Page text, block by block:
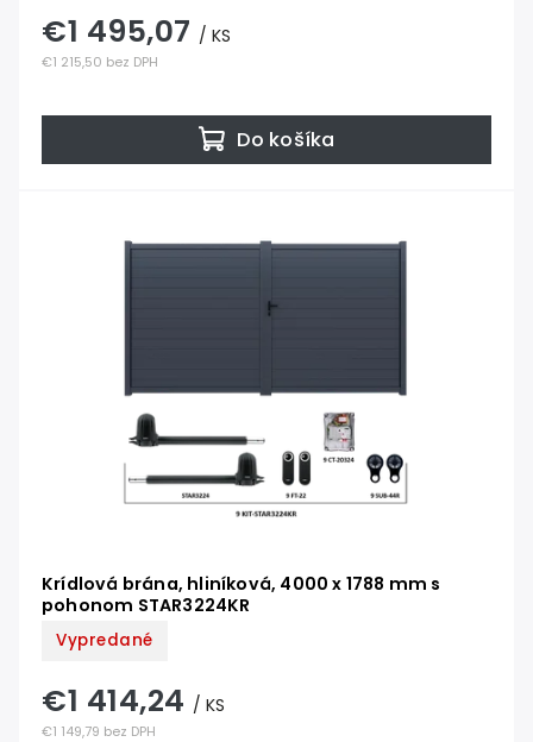
€1 215,50 bez DPH
€1 495,07 / KS
Do košíka
Krídlová brána, hliníková, 4000 x 1788 mm s
pohonom STAR3224KR
Vypredané
€1 149,79 bez DPH
€1 414,24 / KS